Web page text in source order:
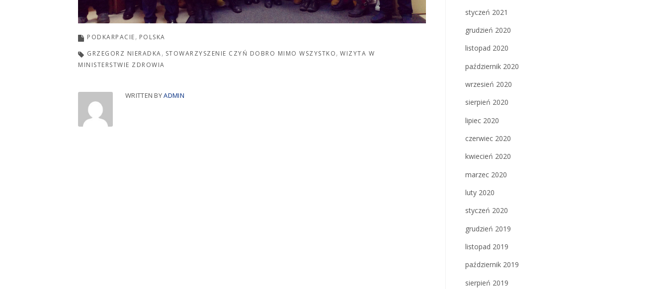
PODKARPACIE
POLSKA
GRZEGORZ NIERADKA
STOWARZYSZENIE CZYŃ DOBRO MIMO WSZYSTKO WIZYTA W
MINISTERSTWIE ZDROWIA
WRITTEN BYADMIN
styczeń 2021
grudzień 2020
listopad 2020
październik 2020
wrzesień 2020
sierpień 2020
lipiec 2020
czerwiec 2020
kwiecień 2020
marzec 2020
luty 2020
styczeń 2020
grudzień 2019
listopad 2019
październik 2019
sierpień 2019